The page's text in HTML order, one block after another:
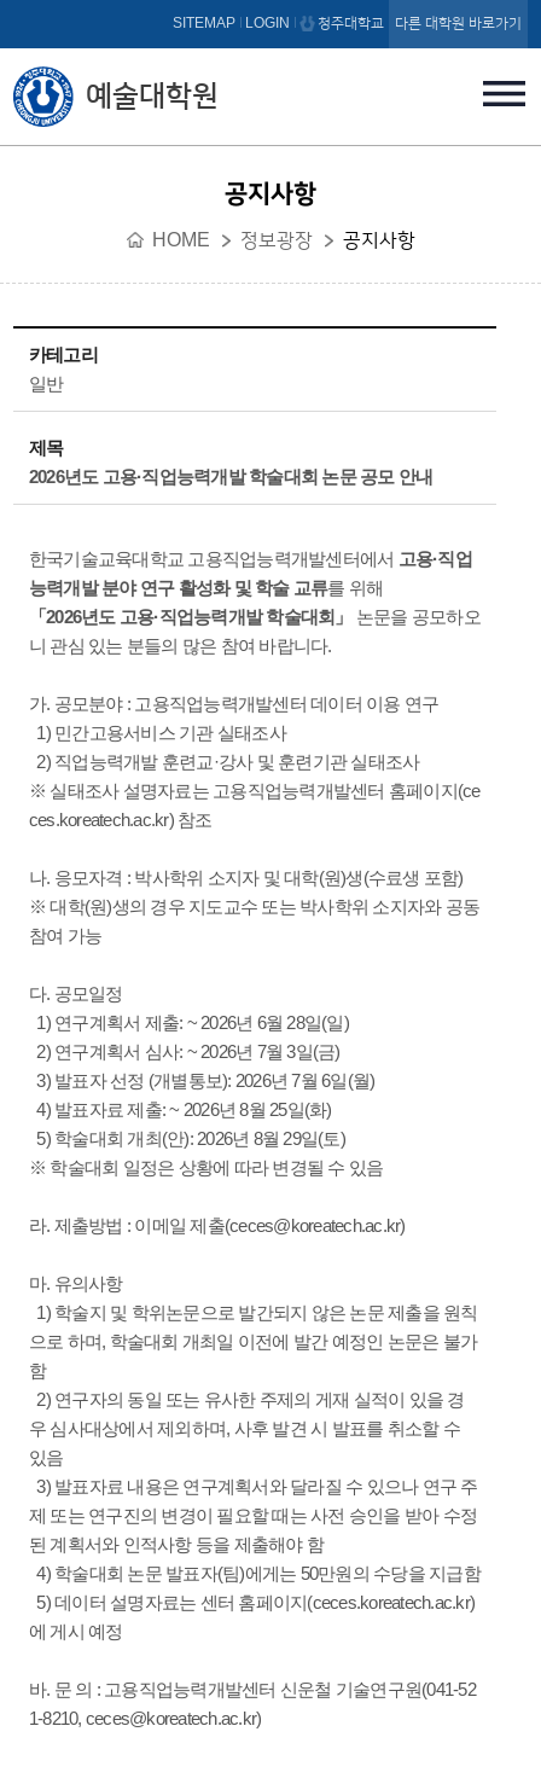
본문 바로가기
예술대학원
SITEMAP LOGIN 청주대학교 다른 대학원 바로가기
공지사항
HOME 정보광장 공지사항
카테고리
일반
제목
2026년도 고용·직업능력개발 학술대회 논문 공모 안내
한국기술교육대학교 고용직업능력개발센터에서 고용·직업
능력개발 분야 연구 활성화 및 학술 교류를 위해
「2026년도 고용·직업능력개발 학술대회」
논문을 공모하오
니 관심 있는 분들의 많은 참여 바랍니다.
가. 공모분야 : 고용직업능력개발센터 데이터 이용 연구
1) 민간고용서비스 기관 실태조사
2) 직업능력개발 훈련교·강사 및 훈련기관 실태조사
※ 실태조사 설명자료는 고용직업능력개발센터 홈페이지(ce
ces.koreatech.ac.kr) 참조
나. 응모자격 : 박사학위 소지자 및 대학(원)생(수료생 포함)
※ 대학(원)생의 경우 지도교수 또는 박사학위 소지자와 공동
참여 가능
다. 공모일정
1) 연구계획서 제출: ~ 2026년 6월 28일(일)
2) 연구계획서 심사: ~ 2026년 7월 3일(금)
3) 발표자 선정 (개별통보): 2026년 7월 6일(월)
4) 발표자료 제출: ~ 2026년 8월 25일(화)
5) 학술대회 개최(안): 2026년 8월 29일(토)
※ 학술대회 일정은 상황에 따라 변경될 수 있음
라. 제출방법 : 이메일 제출(ceces@koreatech.ac.kr)
마. 유의사항
1) 학술지 및 학위논문으로 발간되지 않은 논문 제출을 원칙
으로 하며, 학술대회 개최일 이전에 발간 예정인 논문은 불가
함
2) 연구자의 동일 또는 유사한 주제의 게재 실적이 있을 경
우 심사대상에서 제외하며, 사후 발견 시 발표를 취소할 수
있음
3) 발표자료 내용은 연구계획서와 달라질 수 있으나 연구 주
제 또는 연구진의 변경이 필요할 때는 사전 승인을 받아 수정
된 계획서와 인적사항 등을 제출해야 함
4) 학술대회 논문 발표자(팀)에게는 50만원의 수당을 지급함
5) 데이터 설명자료는 센터 홈페이지(ceces.koreatech.ac.kr)
에 게시 예정
바. 문 의 : 고용직업능력개발센터 신운철 기술연구원(041-52
1-8210, ceces@koreatech.ac.kr)